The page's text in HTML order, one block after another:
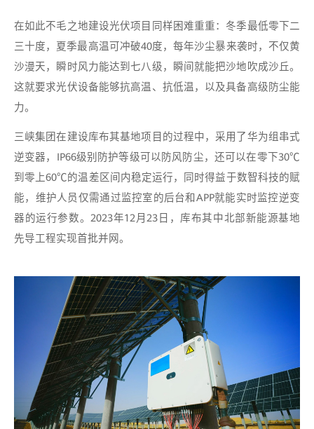
在如此不毛之地建设光伏项目同样困难重重：冬季最低零下二
三十度，夏季最高温可冲破40度，每年沙尘暴来袭时，不仅黄
沙漫天，瞬时风力能达到七八级，瞬间就能把沙地吹成沙丘。
这就要求光伏设备能够抗高温、抗低温，以及具备高级防尘能
力。
三峡集团在建设库布其基地项目的过程中，采用了华为组串式
逆变器，IP66级别防护等级可以防风防尘，还可以在零下30℃
到零上60℃的温差区间内稳定运行，同时得益于数智科技的赋
能，维护人员仅需通过监控室的后台和APP就能实时监控逆变
器的运行参数。2023年12月23日，库布其中北部新能源基地
先导工程实现首批并网。